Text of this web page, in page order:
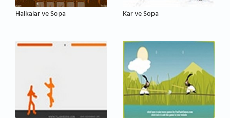
Halkalar ve Sopa Kar ve Sopa